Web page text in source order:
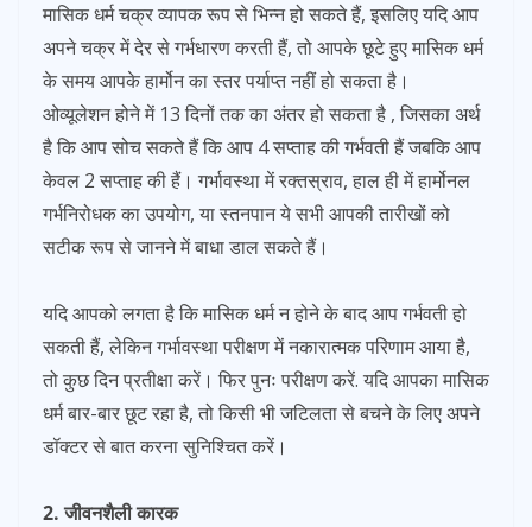
मासिक धर्म चक्र व्यापक रूप से भिन्न हो सकते हैं, इसलिए यदि आप
अपने चक्र में देर से गर्भधारण करती हैं, तो आपके छूटे हुए मासिक धर्म
के समय आपके हार्मोन का स्तर पर्याप्त नहीं हो सकता है।
ओव्यूलेशन होने में 13 दिनों तक का अंतर हो सकता है , जिसका अर्थ
है कि आप सोच सकते हैं कि आप 4 सप्ताह की गर्भवती हैं जबकि आप
केवल 2 सप्ताह की हैं। गर्भावस्था में रक्तस्राव, हाल ही में हार्मोनल
गर्भनिरोधक का उपयोग, या स्तनपान ये सभी आपकी तारीखों को
सटीक रूप से जानने में बाधा डाल सकते हैं।
यदि आपको लगता है कि मासिक धर्म न होने के बाद आप गर्भवती हो
सकती हैं, लेकिन गर्भावस्था परीक्षण में नकारात्मक परिणाम आया है,
तो कुछ दिन प्रतीक्षा करें। फिर पुनः परीक्षण करें. यदि आपका मासिक
धर्म बार-बार छूट रहा है, तो किसी भी जटिलता से बचने के लिए अपने
डॉक्टर से बात करना सुनिश्चित करें।
2. जीवनशैली कारक